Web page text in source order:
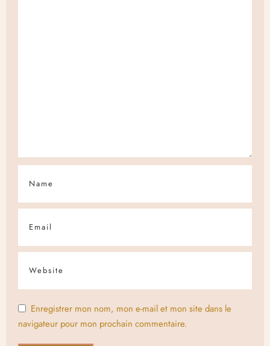
Enregistrer mon nom, mon e-mail et mon site dans le
navigateur pour mon prochain commentaire.